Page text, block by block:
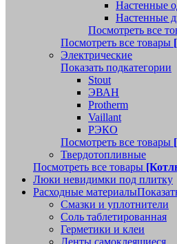
Настенные
Настенные
Посмотреть все
Посмотреть все товары
Электрические
Показать подкатегории
Stout
ЭВАН
Protherm
Vaillant
РЭКО
Посмотреть все товары
Твердотопливные
Посмотреть все товары
Люки невидимки под плитку
Расходные материалы
Смазки и уплотнители
Соль таблетированная
Герметики и клеи
Ленты самоклеящиеся